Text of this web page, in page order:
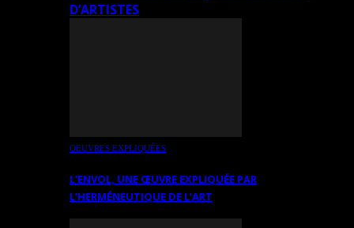
D’ARTISTES
OEUVRES EXPLIQUÉES
L’ENVOL, UNE ŒUVRE EXPLIQUÉE PAR
L’HERMÉNEUTIQUE DE L’ART